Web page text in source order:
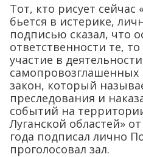
Тот, кто рисует
бьется в истерике,
подписью сказал, что
ответственности те,
участие в деятельности
самопровозглашенных
закон, который
преследования и
событий на
Луганской областей»
года подписал лично
проголосовал зал.